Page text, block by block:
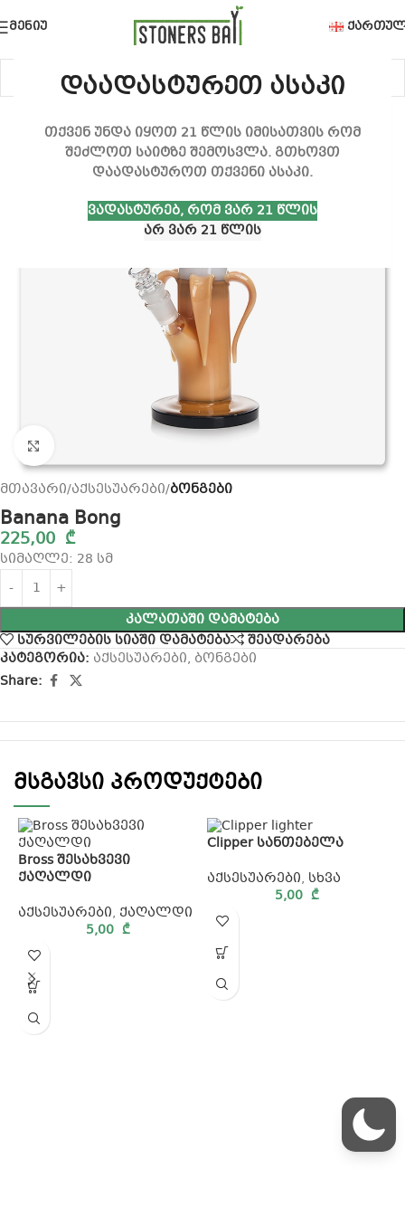
დაადასტურეთ ასაკი
თქვენ უნდა იყოთ 21 წლის იმისათვის რომ
შეძლოთ საიტზე შემოსვლა. გთხოვთ
დაადასტუროთ თქვენი ასაკი.
ᲕᲐᲓᲐᲡᲢᲣᲠᲔᲑ, ᲠᲝᲛ ᲕᲐᲠ 21 ᲬᲚᲘᲡ
ᲐᲠ ᲕᲐᲠ 21 ᲬᲚᲘᲡ
ᲛᲔᲜᲘᲣ
მთავარი აქსესუარები ბონგები
Banana Bong
225,00 ₾
სიმაღლე: 28 სმ
ᲙᲐᲚᲐᲗᲐᲨᲘ ᲓᲐᲛᲐᲢᲔᲑᲐ
სურვილების სიაში დამატება
შეადარება
კატეგორია: აქსესუარები, ბონგები
Share:
მსგავსი პროდუქტები
Bross შესახვევი
ქაღალდი
აქსესუარები, ქაღალდი
5,00 ₾
Clipper სანთებელა
აქსესუარები, სხვა
5,00 ₾